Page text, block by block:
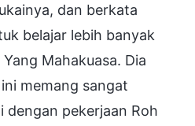
dan berkata
belajar lebih banyak
Mahakuasa. Dia
memang sangat
dengan pekerjaan Roh